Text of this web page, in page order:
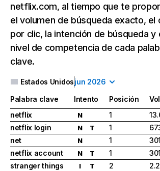
netflix.com, al tiempo que te
el volumen de búsqueda exacto, el
por clic, la intención de búsqueda y
nivel de competencia de cada
clave.
Estados Unidosjun 2026
Palabra clave Intento Posición
netflix
N 1
netflix login
N T 1
net
N 1
netflix account
N T 1
stranger things
I T 2